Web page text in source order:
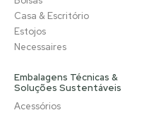
Casa & Escritório
Estojos
Necessaires
Embalagens Técnicas &
Soluções Sustentáveis
Acessórios